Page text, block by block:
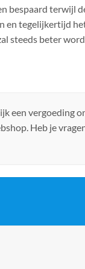
bespaard
en tegelijkertijd
steeds beter
een vergoeding
Heb je